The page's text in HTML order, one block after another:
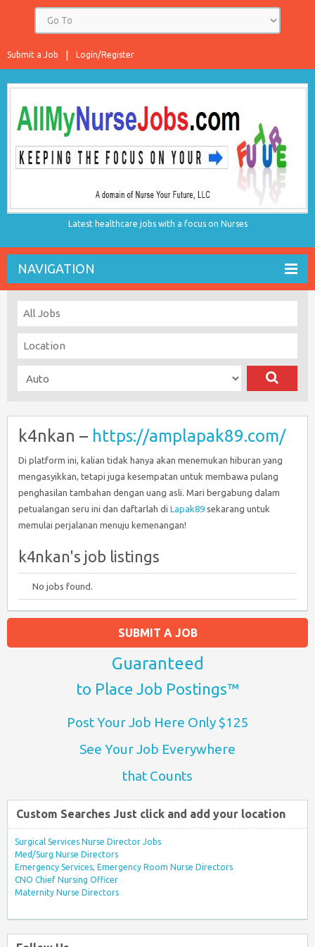
Login/Register
Submit a Job
Latest healthcare jobs with a focus on Nurses
NAVIGATION
k4nkan – https://amplapak89.com/
Di platform ini, kalian tidak hanya akan menemukan hiburan yang
mengasyikkan, tetapi juga kesempatan untuk membawa pulang
penghasilan tambahan dengan uang asli. Mari bergabung dalam
petualangan seru ini dan daftarlah di Lapak89 sekarang untuk
memulai perjalanan menuju kemenangan!
k4nkan's job listings
No jobs found.
SUBMIT A JOB
Guaranteed
to Place Job Postings™
Post Your Job Here Only $125
See Your Job Everywhere
that Counts
Custom Searches Just click and add your location
Surgical Services Nurse Director Jobs
Med/Surg Nurse Directors
Emergency Services, Emergency Room Nurse Directors
CNO Chief Nursing Officer
Maternity Nurse Directors